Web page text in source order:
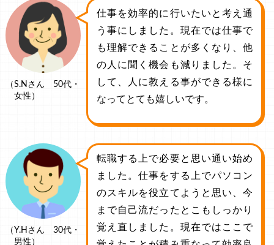
（S.Nさん 50代・
女性）
仕事を効率的に行いたいと考え通
う事にしました。現在では仕事で
も理解できることが多くなり、他
の人に聞く機会も減りました。そ
して、人に教える事ができる様に
なってとても嬉しいです。
（Y.Hさん 30代・
男性）
転職する上で必要と思い通い始め
ました。仕事をする上でパソコン
のスキルを役立てようと思い、今
まで自己流だったとこもしっかり
覚え直しました。現在ではここで